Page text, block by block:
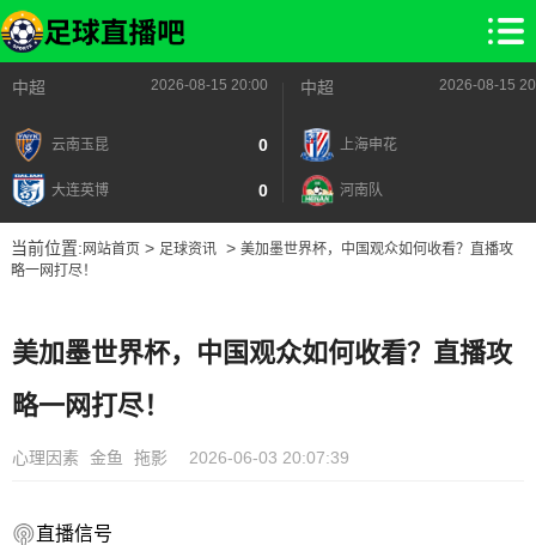
中超 2026-08-15 20:00
云南玉昆 0
大连英博 0
中超 2026-08-15
上海申花
河南队
当前位置: 网站首页> 足球资讯> 美加墨世界杯，中国观众如何收看？直播攻
略一网打尽！
美加墨世界杯，中国观众如何收看？直播攻
略一网打尽！
心理因素 金鱼 拖影 2026-06-03 20:07:39
直播信号